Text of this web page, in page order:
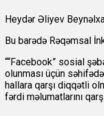
Heydər Əliyev
Bu barədə Rəqəmsal
““Facebook” sosial
olunması üçün
hallara qarşı diqqətli
fərdi məlumatlarını